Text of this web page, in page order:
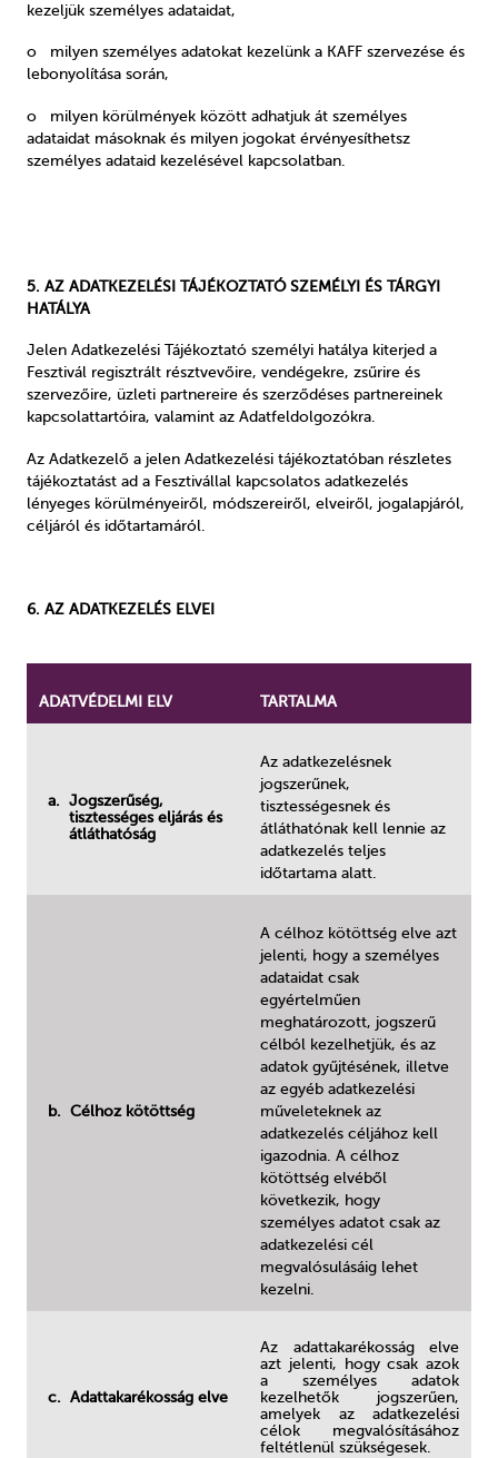
kezeljük személyes adataidat,
o milyen személyes adatokat kezelünk a KAFF szervezése és
lebonyolítása során,
o milyen körülmények között adhatjuk át személyes
adataidat másoknak és milyen jogokat érvényesíthetsz
személyes adataid kezelésével kapcsolatban.
5. AZ ADATKEZELÉSI TÁJÉKOZTATÓ SZEMÉLYI ÉS TÁRGYI
HATÁLYA
Jelen Adatkezelési Tájékoztató személyi hatálya kiterjed a
Fesztivál regisztrált résztvevőire, vendégekre, zsűrire és
szervezőire, üzleti partnereire és szerződéses partnereinek
kapcsolattartóira, valamint az Adatfeldolgozókra.
Az Adatkezelő a jelen Adatkezelési tájékoztatóban részletes
tájékoztatást ad a Fesztivállal kapcsolatos adatkezelés
lényeges körülményeiről, módszereiről, elveiről, jogalapjáról,
céljáról és időtartamáról.
6. AZ ADATKEZELÉS ELVEI
ADATVÉDELMI ELV TARTALMA
a. Jogszerűség,
tisztességes eljárás és
átláthatóság
Az adatkezelésnek
jogszerűnek,
tisztességesnek és
átláthatónak kell lennie az
adatkezelés teljes
időtartama alatt.
b. Célhoz kötöttség
A célhoz kötöttség elve azt
jelenti, hogy a személyes
adataidat csak
egyértelműen
meghatározott, jogszerű
célból kezelhetjük, és az
adatok gyűjtésének, illetve
az egyéb adatkezelési
műveleteknek az
adatkezelés céljához kell
igazodnia. A célhoz
kötöttség elvéből
következik, hogy
személyes adatot csak az
adatkezelési cél
megvalósulásáig lehet
kezelni.
c. Adattakarékosság elve
Az adattakarékosság elve
azt jelenti, hogy csak azok
a személyes adatok
kezelhetők jogszerűen,
amelyek az adatkezelési
célok megvalósításához
feltétlenül szükségesek.